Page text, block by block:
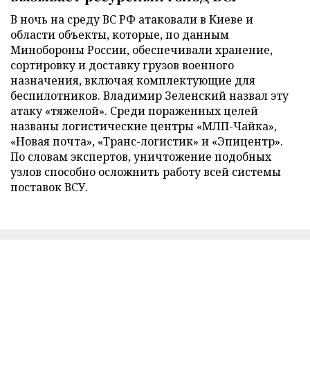
В ночь на среду ВС РФ атаковали в Киеве и
области объекты, которые, по данным
Минобороны России, обеспечивали хранение,
сортировку и доставку грузов военного
назначения, включая комплектующие для
беспилотников. Владимир Зеленский назвал эту
атаку «тяжелой». Среди пораженных целей
названы логистические центры «МЛП-Чайка»,
«Новая почта», «Транс-логистик» и «Эпицентр».
По словам экспертов, уничтожение подобных
узлов способно осложнить работу всей системы
поставок ВСУ.